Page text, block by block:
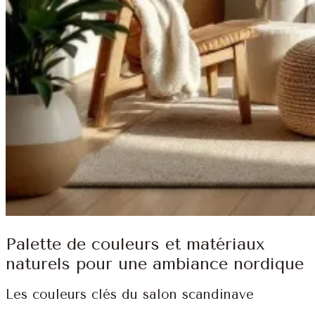
Palette de couleurs et matériaux
naturels pour une ambiance nordique
Les couleurs clés du salon scandinave